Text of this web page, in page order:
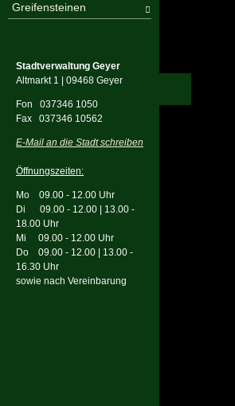
Greifensteinen
Stadtverwaltung Geyer
Altmarkt 1 | 09468 Geyer
Fon 037346 1050
Fax 037346 10562
E-Mail an die Stadt schreiben
Öffnungszeiten:
Mo 09.00 - 12.00 Uhr
Di 09.00 - 12.00 | 13.00 -
18.00 Uhr
Mi 09.00 - 12.00 Uhr
Do 09.00 - 12.00 | 13.00 -
16.30 Uhr
sowie nach Vereinbarung